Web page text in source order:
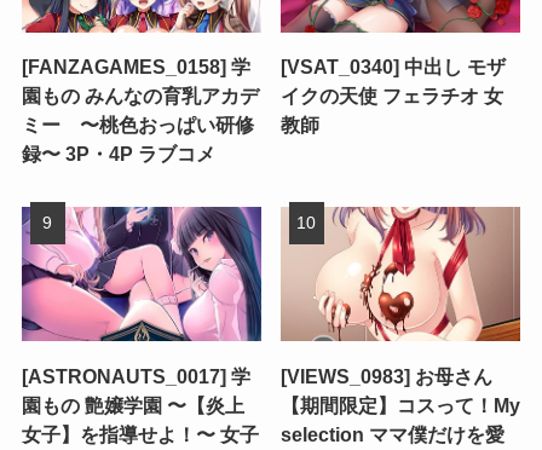
[FANZAGAMES_0158] 学
園もの みんなの育乳アカデ
ミー 〜桃色おっぱい研修
録〜 3P・4P ラブコメ
[VSAT_0340] 中出し モザ
イクの天使 フェラチオ 女
教師
[ASTRONAUTS_0017] 学
園もの 艶嬢学園 〜【炎上
女子】を指導せよ！〜 女子
[VIEWS_0983] お母さん
【期間限定】コスって！My
selection ママ僕だけを愛